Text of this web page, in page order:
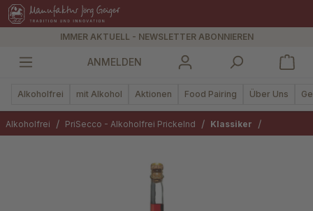
springen
IMMER AKTUELL - NEWSLETTER ABONNIEREN
ANMELDEN
Alkoholfrei mit Alkohol Aktionen Food Pairing Über Uns
Alkoholfrei / PriSecco - Alkoholfrei Prickelnd / Klassiker /